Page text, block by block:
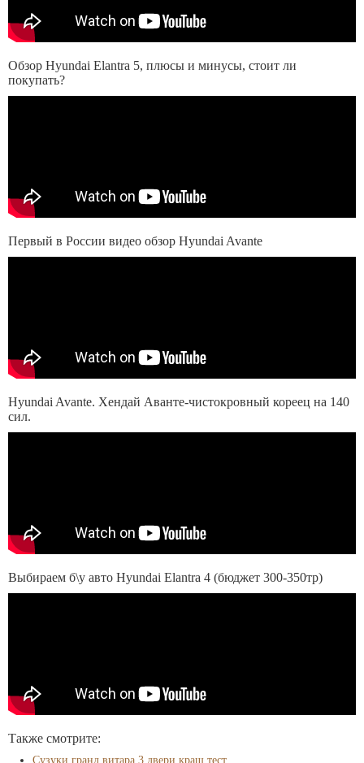
Обзор Hyundai Elantra 5, плюсы и минусы, стоит ли
покупать?
Первый в России видео обзор Hyundai Avante
Hyundai Avante. Хендай Аванте-чистокровный кореец на 140
сил.
Выбираем б\у авто Hyundai Elantra 4 (бюджет 300-350тр)
Также смотрите:
Сузуки гранд витара 3 двери краш тест